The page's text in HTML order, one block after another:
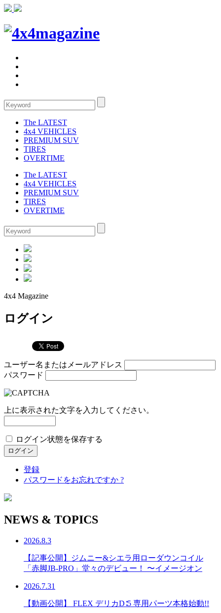
The LATEST
4x4 VEHICLES
PREMIUM SUV
TIRES
OVERTIME
The LATEST
4x4 VEHICLES
PREMIUM SUV
TIRES
OVERTIME
4x4 Magazine
ログイン
ユーザー名またはメールアドレス
パスワード
上に表示された文字を入力してください。
ログイン状態を保存する
登録
パスワードをお忘れですか ?
NEWS & TOPICS
2026.8.3
【記事公開】ジムニー&シエラ用ローダウンコイル
「赤脚JB-PRO」堂々のデビュー！ 〜イメージオン
2026.7.31
【動画公開】 FLEX デリカD∶5 専用パーツ本格始動!!